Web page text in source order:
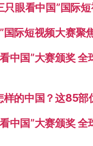
眼看中国”国际
国际短视频大赛聚
中国”大赛颁奖
样的中国？这85
中国”大赛颁奖 全